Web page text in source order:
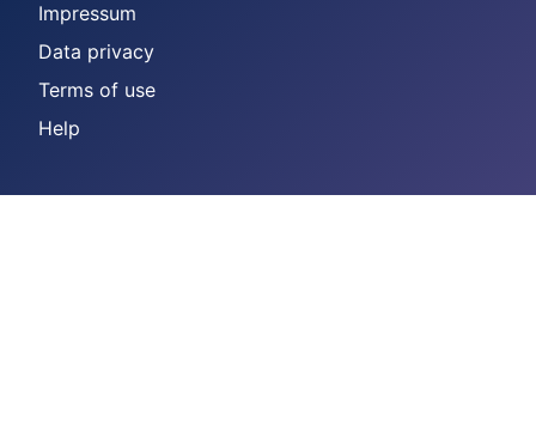
Impressum
Data privacy
Terms of use
Help